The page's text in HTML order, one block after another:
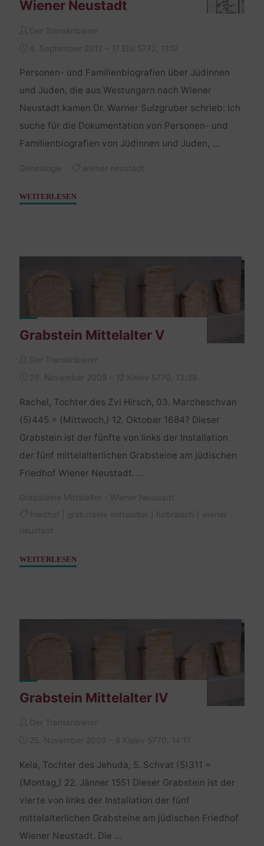
Wiener Neustadt
Der Transkribierer
4. September 2012 – 17 Elul 5772, 11:17
Personen- und Familienbiografien über Jüdinnen
und Juden, die aus Westungarn nach Wiener
Neustadt kamen Dr. Werner Sulzgruber schrieb: Ich
suche für die Dokumentation von Personen- und
Familienbiografien von Jüdinnen und Juden, …
Genealogie wiener neustadt
WEITERLESEN"Wiener
Grabstein Mittelalter V
Der Transkribierer
29. November 2009 – 12 Kislev 5770, 13:38
Rachel, Tochter des Zvi Hirsch, 03. Marcheschvan
(5)445 = (Mittwoch,) 12. Oktober 1684? Dieser
Grabstein ist der fünfte von links der Installation
der fünf mittelalterlichen Grabsteine am jüdischen
Friedhof Wiener Neustadt. …
Grabsteine Mittelalter - Wiener Neustadt
friedhof
grabsteine mittelalter hebräisch
wiener
neustadt
WEITERLESEN"Grabstein
Grabstein Mittelalter IV
Der Transkribierer
25. November 2009 – 8 Kislev 5770, 14:17
Kela, Tochter des Jehuda, 5. Schvat (5)311 =
(Montag,) 22. Jänner 1551 Dieser Grabstein ist der
vierte von links der Installation der fünf
mittelalterlichen Grabsteine am jüdischen Friedhof
Wiener Neustadt. Die …